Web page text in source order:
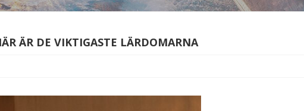
ÄR DE VIKTIGASTE LÄRDOMARNA